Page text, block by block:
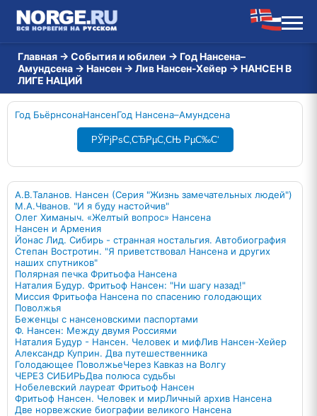
Главная → События и юбилеи → Год Нансена–
Амундсена → Нансен → Лив Нансен-Хейер → НАНСЕН В
ЛИГЕ НАЦИЙ
Год БьёрнсонаНансенГод Нансена–Амундсена
РЎРјРѕС‚СЂРµС‚СЊ РµС‰С‘
А.В.Таланов. Нансен (Серия "Жизнь замечательных людей")
М.А.Чванов. "И я буду настойчив"
Олег Химаныч. «Желтый вопрос» Нансена
Нансен и Армения
Йонас Лид. Сибирь - странная ностальгия. Автобиография
Степан Востротин. "Я приветствовал Нансена и других
наших спутников"
Полярная печка Фритьофа Нансена
Наталия Будур. Фритьоф Нансен: "Ни шагу назад!"
Миссия Фритьофа Нансена по спасению голодающих
Поволжья
Беженцы с нансеновскими паспортами
Ф. Нансен: Между двумя Россиями
Наталия Будур - Нансен. Человек и мифЛив Нансен-Хейер
Александр Куприн. Два путешественника
Голодающее ПоволжьеЧерез Кавказ на Волгу
ЧЕРЕЗ СИБИРЬДва полюса судьбы
Нобелевский лауреат Фритьоф Нансен
Фритьоф Нансен. Человек и мирЛичный архив Нансена
Две норвежские биографии великого Нансена